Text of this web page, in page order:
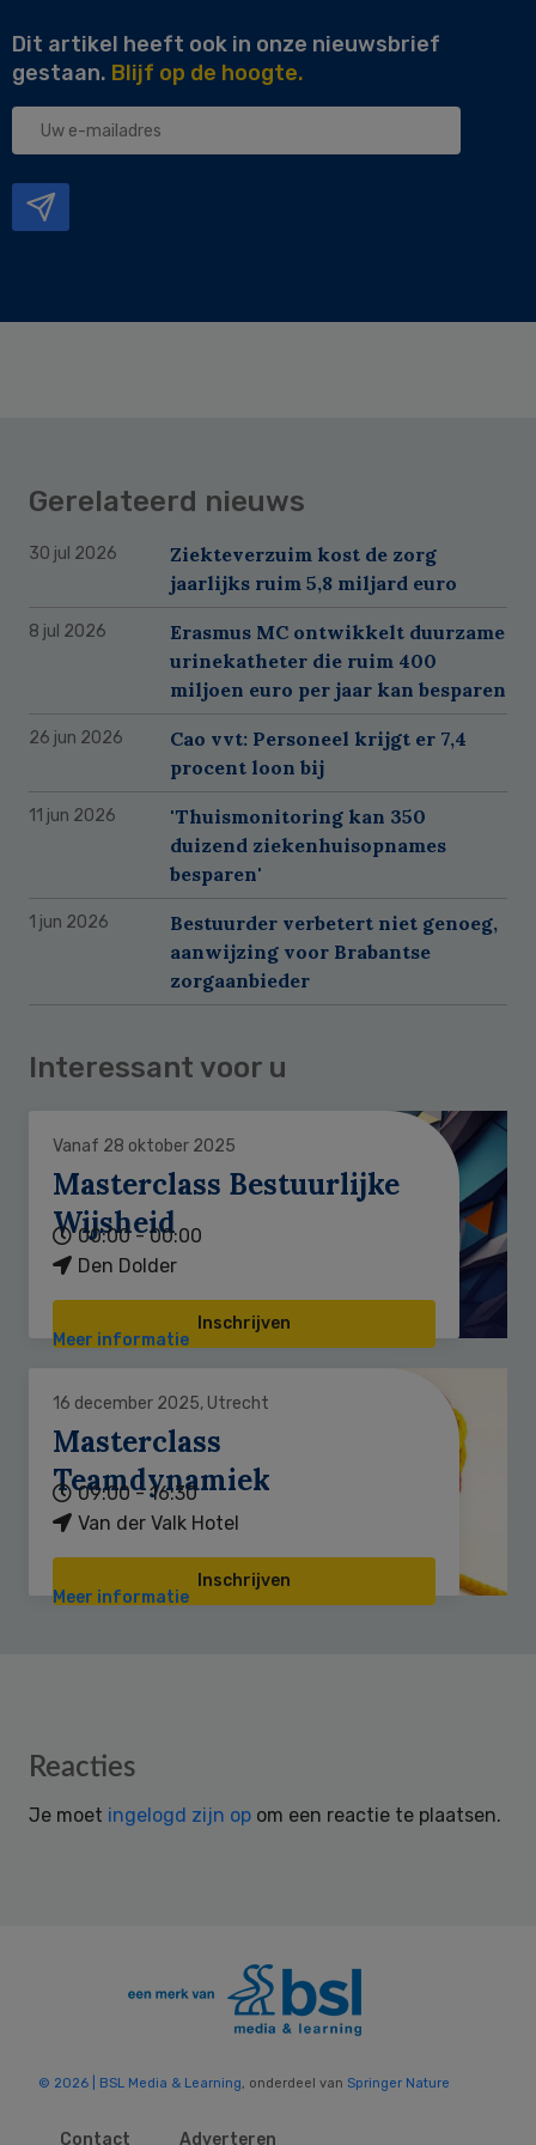
Dit artikel heeft ook in onze nieuwsbrief
gestaan. Blijf op de hoogte.
Uw
Gerelateerd nieuws
30 jul 2026
Ziekteverzuim kost de zorg
jaarlijks ruim 5,8 miljard euro
8 jul 2026
Erasmus MC ontwikkelt duurzame
urinekatheter die ruim 400
miljoen euro per jaar kan besparen
26 jun 2026
Cao vvt: Personeel krijgt er 7,4
procent loon bij
11 jun 2026
'Thuismonitoring kan 350
duizend ziekenhuisopnames
besparen'
1 jun 2026
Bestuurder verbetert niet genoeg,
aanwijzing voor Brabantse
zorgaanbieder
Interessant voor u
Vanaf 28 oktober 2025
Masterclass Bestuurlijke
Wijsheid
00:00 - 00:00
Den Dolder
Inschrijven
Meer informatie
16 december 2025, Utrecht
Masterclass
Teamdynamiek
09:00 - 16:30
Van der Valk Hotel
Inschrijven
Meer informatie
Reader
Reacties
Je moet ingelogd zijn op om een reactie te plaatsen.
© 2026 | BSL Media & Learning, onderdeel van Springer Nature
Contact Adverteren